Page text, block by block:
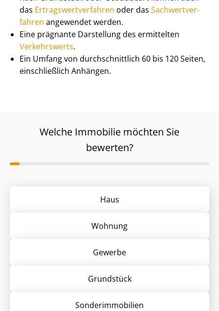
das Er­trags­wert­ver­fah­ren oder das Sach­wert­ver­
fah­ren angewendet werden.
Eine prägnante Darstellung des ermittelten
Verkehrswerts.
Ein Umfang von durch­schnitt­lich 60 bis 120 Seiten,
einschließlich Anhängen.
Welche Immobilie möchten Sie
bewerten?
Haus
Wohnung
Gewerbe
Grund­stück
Sonder­immobilien